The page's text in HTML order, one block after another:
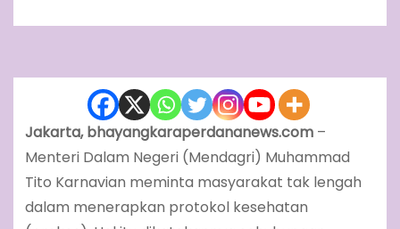
Jakarta, bhayangkaraperdananews.com–
Menteri Dalam Negeri (Mendagri) Muhammad
Tito Karnavian meminta masyarakat tak lengah
dalam menerapkan protokol kesehatan